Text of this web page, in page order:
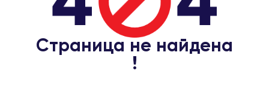
Страница не найдена
!